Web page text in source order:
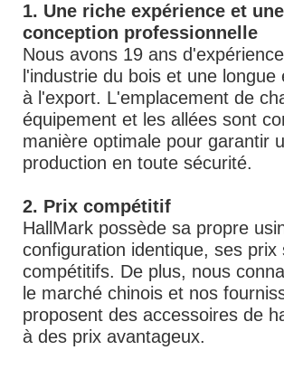
1. Une riche expérience et une
conception professionnelle
Nous avons 19 ans
l'industrie du bois et une longue
à l'export. L'emplacement de
équipement et les allées sont
manière optimale pour garantir
production en toute sécurité.
2. Prix compétitif
HallMark possède sa propre
configuration identique, ses prix
compétitifs. De plus, nous
le marché chinois et nos
proposent des accessoires de
à des prix avantageux.